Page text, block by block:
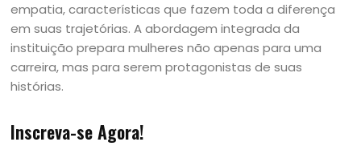
empatia, características que fazem toda a diferença
em suas trajetórias. A abordagem integrada da
instituição prepara mulheres não apenas para uma
carreira, mas para serem protagonistas de suas
histórias.
Inscreva-se Agora!